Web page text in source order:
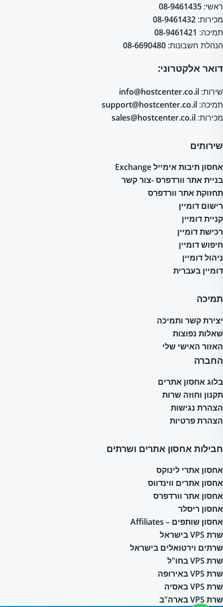
ראשי: 08-9461435
מכירות: 08-9461432
תמיכה: 08-9461421
הנהלת חשבונות: 08-6690480
דואר אלקטרוני:
שירות: info@hostcenter.co.il
תמיכה: support@hostcenter.co.il
מכירות: sales@hostcenter.co.il
שירותים
אחסון תיבות אימייל Exchange
בניית אתר וורדפרס -צור קשר
תחזוקת אתר וורדפרס
רישום דומיין
קניית דומיין
רכישת דומיין
חיפוש דומיין
ניהול דומיין
דומיין בעברית
תמיכה
יצירת קשר ותמיכה
שאלות נפוצות
האזור האישי שלי
החברה
בלוג אחסון אתרים
תקנון וחוזה שרות
הצהרת נגישות
הצהרת פרטיות
חבילות אחסון אתרים ושרתים
אחסון אתרי לינוקס
אחסון אתרים ווינדווס
אחסון אתר וורדפרס
אחסון ריסלר
אחסון שותפים – Affiliates
שרת VPS בישראל
שרתים וירטואלים בישראל
שרת VPS בחו"ל
שרת VPS באירופה
שרת VPS באסיה
שרת VPS בארה"ב